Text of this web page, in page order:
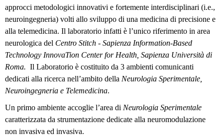
approcci metodologici innovativi e fortemente interdisciplinari (i.e.,
neuroingegneria) volti allo sviluppo di una medicina di precisione e
alla telemedicina. Il laboratorio infatti è l’unico riferimento in area
neurologica del Centro Stitch - Sapienza Information-Based
Technology InnovaTion Center for Health, Sapienza Università di
Roma. Il Laboratorio è costituito da 3 ambienti comunicanti
dedicati alla ricerca nell’ambito della Neurologia Sperimentale,
Neuroingegneria e Telemedicina.
Un primo ambiente accoglie l’area di Neurologia Sperimentale
caratterizzata da strumentazione dedicate alla neuromodulazione
non invasiva ed invasiva.